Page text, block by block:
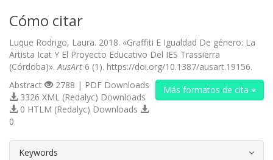
Cómo citar
Luque Rodrigo, Laura. 2018. «Graffiti E Igualdad De género: La
Artista Icat Y El Proyecto Educativo Del IES Trassierra
(Córdoba)». AusArt 6 (1). https://doi.org/10.1387/ausart.19156.
Más formatos de cita
Abstract
2788 | PDF Downloads
3326 XML (Redalyc) Downloads
0 HTLM (Redalyc) Downloads
0
Keywords